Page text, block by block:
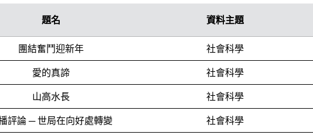
題名 資料主題
團結奮鬥迎新年 社會科學
愛的真諦
社會科學
山高水長
社會科學
評論 ─ 世局在向好處轉變
社會科學